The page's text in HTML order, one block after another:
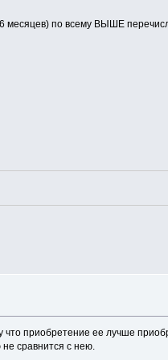
месяцев) по всему ВЫШЕ
что приобретение ее лучше
сравнится с нею.